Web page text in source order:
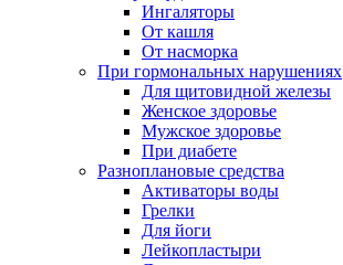
Ингаляторы
От кашля
От насморка
При гормональных нарушениях
Для щитовидной железы
Женское здоровье
Мужское здоровье
При диабете
Разноплановые средства
Активаторы воды
Грелки
Для йоги
Лейкопластыри